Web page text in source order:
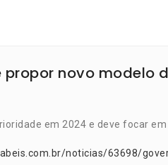
propor novo modelo
em 2024 e deve focar em
noticias/63698/